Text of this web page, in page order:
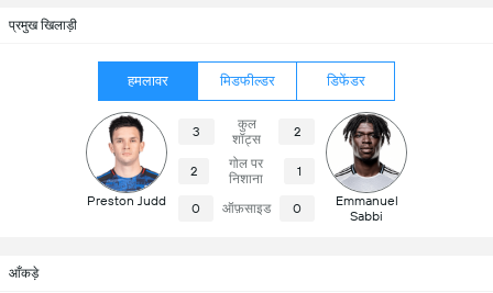
प्रमुख खिलाड़ी
हमलावर मिडफील्डर डिफेंडर
Preston Judd
3
कुल
शॉट्स
2
2
गोल पर
निशाना
1
0 ऑफ़साइड 0
Emmanuel
Sabbi
आँकड़े